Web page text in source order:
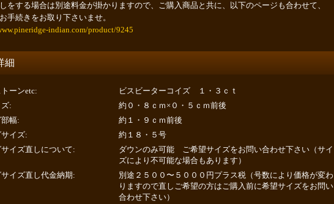
をする場合は別途料金が掛かりますので、ご購入商品と共に、以下のページも合わせて、
手続きをお取り下さいませ。
indian.com/product/9245
細
ーンetc:
ビスビーターコイズ １・３ｃｔ
:
約０・８ｃｍ×０・５ｃｍ前後
部幅:
約１・９ｃｍ前後
サイズ:
約１８・５号
サイズ直しについて:
ダウンのみ可能 ご希望サイズをお問い合わせ下さい（サイ
ズにより不可能な場合もあります）
サイズ直し代金納期:
別途２５００〜５０００円プラス税（号数により価格が変わ
りますので直しご希望の方はご購入前に希望サイズをお問い
合わせ下さい）